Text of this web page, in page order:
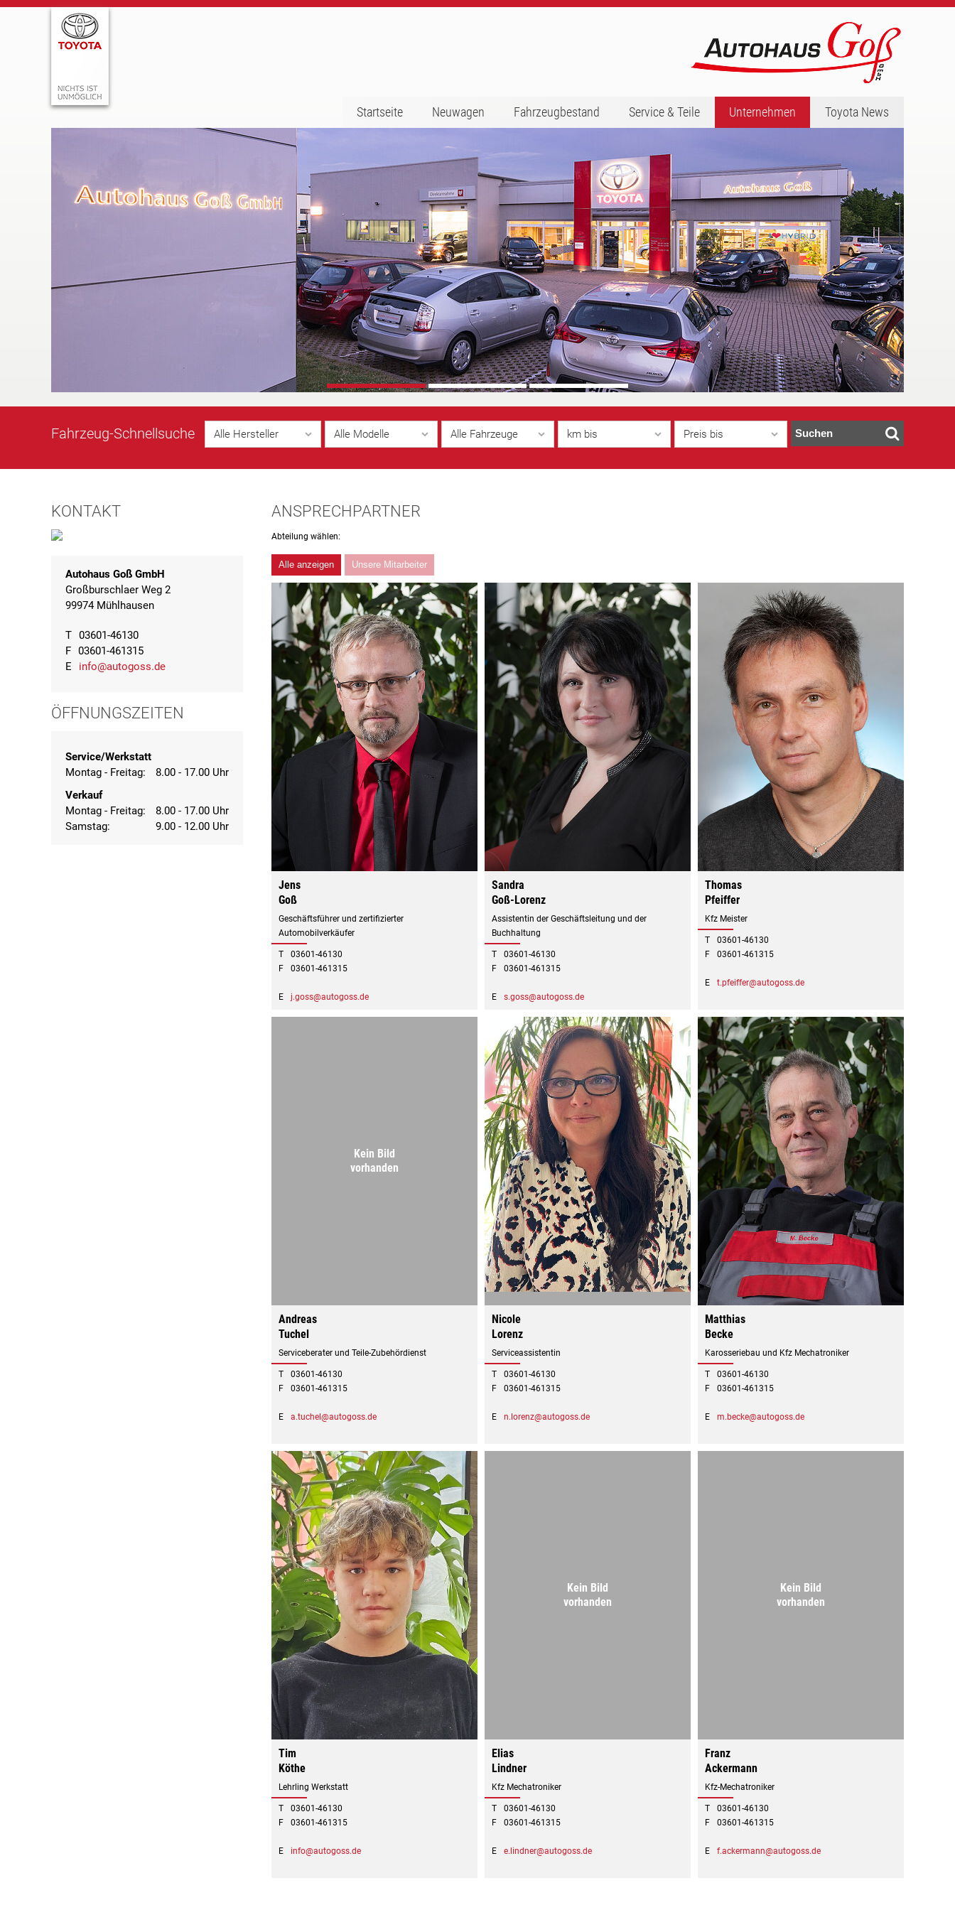
Startseite Neuwagen Fahrzeugbestand Service & Teile Unternehmen Toyota News
Fahrzeug-Schnellsuche Alle Hersteller Alle Modelle Alle Fahrzeuge km bis Preis bis Suchen
KONTAKT
Autohaus Goß GmbH
Großburschlaer Weg 2
99974 Mühlhausen
T 03601-46130
F 03601-461315
E
info@autogoss.de
ÖFFNUNGSZEITEN
Service/Werkstatt
Montag - Freitag:
8.00 - 17.00 Uhr
Verkauf
Montag - Freitag:
8.00 - 17.00 Uhr
Samstag:
9.00 - 12.00 Uhr
ANSPRECHPARTNER
Abteilung wählen:
Alle anzeigen Unsere Mitarbeiter
Jens
Goß
Geschäftsführer und zertifizierter
Automobilverkäufer
T
03601-46130
F
03601-461315
E j.goss@autogoss.de
Sandra
Goß-Lorenz
Assistentin der Geschäftsleitung und der
Buchhaltung
T
03601-46130
F
03601-461315
E s.goss@autogoss.de
Thomas
Pfeiffer
Kfz Meister
T
03601-46130
F
03601-461315
E t.pfeiffer@autogoss.de
Kein Bild
vorhanden
Andreas
Tuchel
Serviceberater und Teile-Zubehördienst
T
03601-46130
F
03601-461315
E a.tuchel@autogoss.de
Nicole
Lorenz
Serviceassistentin
T
03601-46130
F
03601-461315
E n.lorenz@autogoss.de
Matthias
Becke
Karosseriebau und Kfz Mechatroniker
T
03601-46130
F
03601-461315
E m.becke@autogoss.de
Tim
Köthe
Lehrling Werkstatt
T
03601-46130
F
03601-461315
E info@autogoss.de
Kein Bild
vorhanden
Elias
Lindner
Kfz Mechatroniker
T
03601-46130
F
03601-461315
E e.lindner@autogoss.de
Kein Bild
vorhanden
Franz
Ackermann
Kfz-Mechatroniker
T
03601-46130
F
03601-461315
E f.ackermann@autogoss.de